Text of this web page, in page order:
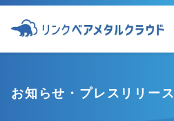
お知らせ・プレスリリース